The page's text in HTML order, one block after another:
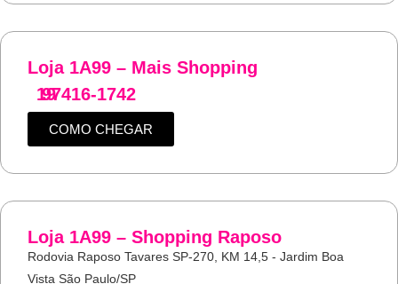
Loja 1A99 – Mais Shopping
19
97416-1742
COMO CHEGAR
Loja 1A99 – Shopping Raposo
Rodovia Raposo Tavares SP-270, KM 14,5 - Jardim Boa
Vista São Paulo/SP